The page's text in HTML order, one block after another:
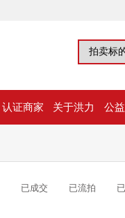
认证商家 关于洪力 公
已成交 已流拍